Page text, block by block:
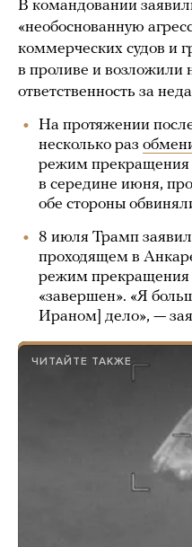
В командовании
«необоснованную
коммерческих судов и
в проливе и возложили
ответственность за
На протяжении
несколько раз
режим прекращения
в середине июня,
обе стороны
8 июля Трамп
проходящем в
режим прекращения
«завершен». «Я
Ираном] дело», —
ЧИТАЙТЕ ТАКЖЕ